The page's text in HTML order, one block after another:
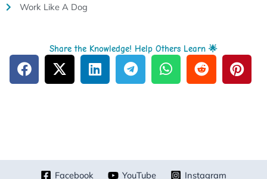
Work Like A Dog
Share the Knowledge! Help Others Learn 🌟
Facebook YouTube Instagram